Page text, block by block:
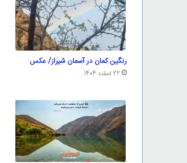
رنگین کمان در آسمان شیراز/ عکس
22 اسفند 1404